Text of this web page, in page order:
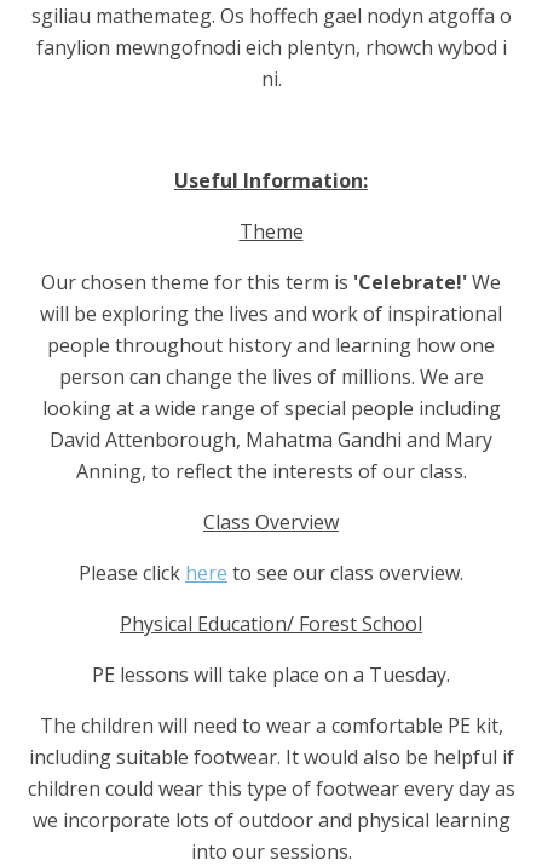
sgiliau mathemateg. Os hoffech gael nodyn atgoffa o
fanylion mewngofnodi eich plentyn, rhowch wybod i
ni.
Useful Information:
Theme
Our chosen theme for this term is 'Celebrate!'We
will be exploring the lives and work of inspirational
people throughout history and learning how one
person can change the lives of millions. We are
looking at a wide range of special people including
David Attenborough, Mahatma Gandhi and Mary
Anning, to reflect the interests of our class.
Class Overview
Please click here to see our class overview.
Physical Education/ Forest School
PE lessons will take place on a Tuesday.
The children will need to wear a comfortable PE kit,
including suitable footwear. It would also be helpful if
children could wear this type of footwear every day as
we incorporate lots of outdoor and physical learning
into our sessions.